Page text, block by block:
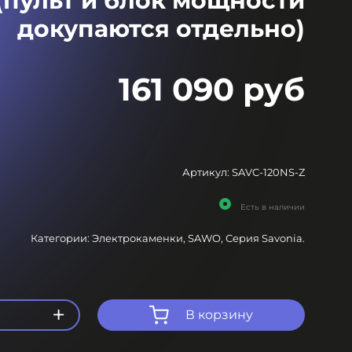
докупаются отдельно)
161 090 руб
Артикул: SAVC-120NS-Z
Есть в наличии
Категории: Электрокаменки, SAWO, Серия Savonia.
В корзину
+